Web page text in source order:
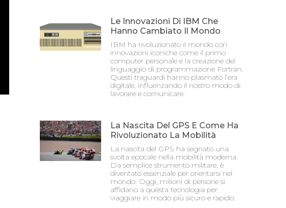
Le Innovazioni Di IBM Che
Hanno Cambiato Il Mondo
IBM ha rivoluzionato il mondo con
innovazioni iconiche come il primo
computer personale e la creazione del
linguaggio di programmazione Fortran.
Questi traguardi hanno plasmato l’era
digitale, influenzando il nostro modo di
lavorare e comunicare.
La Nascita Del GPS E Come Ha
Rivoluzionato La Mobilità
La nascita del GPS ha segnato una
svolta epocale nella mobilità moderna.
Da semplice strumento militare, è
diventato essenziale per orientarsi nel
mondo. Oggi, milioni di persone si
affidano a questa tecnologia per
viaggiare in modo più sicuro e rapido.